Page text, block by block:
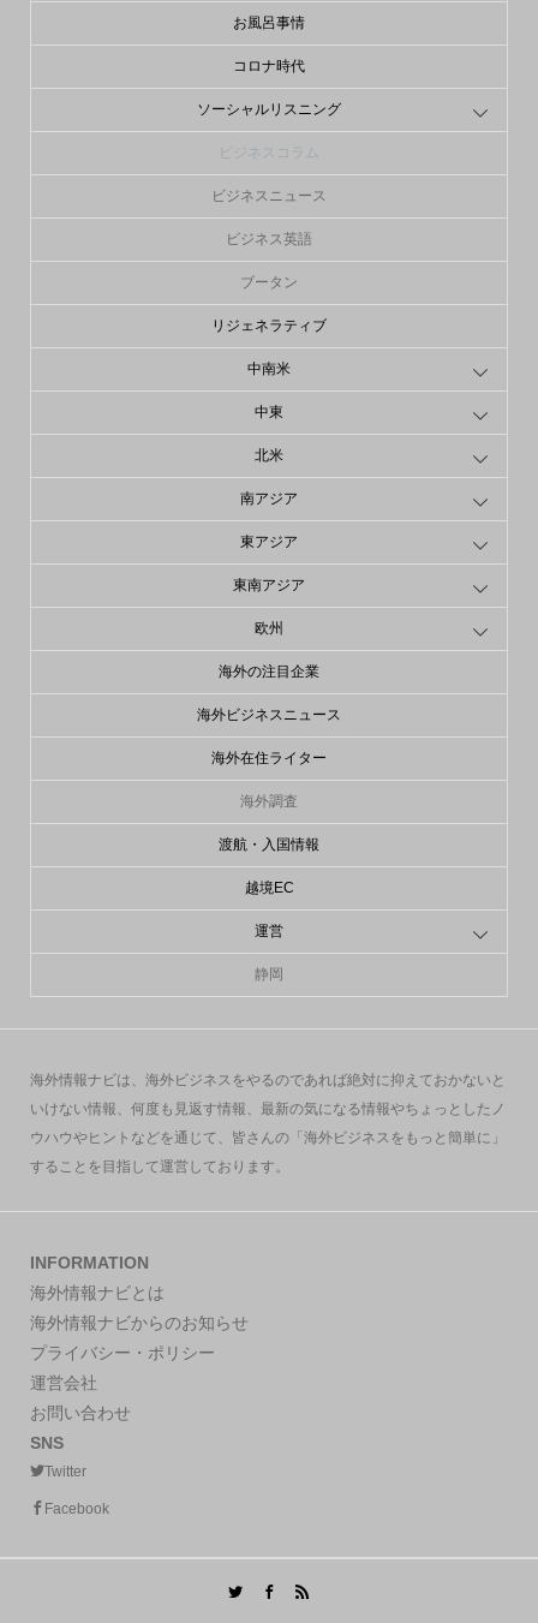
お風呂事情
コロナ時代
ソーシャルリスニング
ビジネスコラム
ビジネスニュース
ビジネス英語
ブータン
リジェネラティブ
中南米
中東
北米
南アジア
東アジア
東南アジア
欧州
海外の注目企業
海外ビジネスニュース
海外在住ライター
海外調査
渡航・入国情報
越境EC
運営
静岡
海外情報ナビは、海外ビジネスをやるのであれば絶対に抑えておかないと
いけない情報、何度も見返す情報、最新の気になる情報やちょっとしたノ
ウハウやヒントなどを通じて、皆さんの「海外ビジネスをもっと簡単に」
することを目指して運営しております。
INFORMATION
海外情報ナビとは
海外情報ナビからのお知らせ
プライバシー・ポリシー
運営会社
お問い合わせ
SNS
Twitter
Facebook